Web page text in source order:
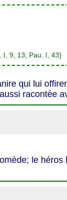
I, 9, 13; Pau. I, 43}
qui lui
racontée
le